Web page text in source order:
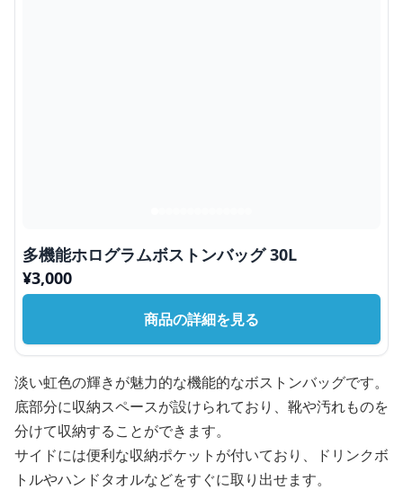
多機能ホログラムボストンバッグ 30L
¥3,000
商品の詳細を見る
淡い虹色の輝きが魅力的な機能的なボストンバッグです。
底部分に収納スペースが設けられており、靴や汚れものを
分けて収納することができます。
サイドには便利な収納ポケットが付いており、ドリンクボ
トルやハンドタオルなどをすぐに取り出せます。